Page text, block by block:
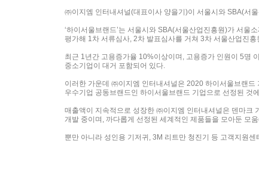
㈜이지엠 인터내셔널(대표이사 양을기)이 서울시와 SBA(서
‘하이서울브랜드’는 서울시와 SBA(서울산업진흥원)가 서울
평가해 1차 서류심사, 2차 발표심사를 거쳐 3차 서울산업진
최근 1년간 고용증가율 10%이상이며, 고용증가 인원이 5명
중소기업이 대거 포함되어 있다.
이러한 가운데 ㈜이지엠 인터내셔널은 2020 하이서울브랜
우수기업 공동브랜드인 하이서울브랜드 기업으로 선정된 것
매출액이 지속적으로 성장한 ㈜이지엠 인터내셔널은 덴마크
개발 중이며, 까다롭게 선정된 세계적인 제품들을 모아둔 모
뿐만 아니라 성인용 기저귀, 3M 리트만 청진기 등 고객지원